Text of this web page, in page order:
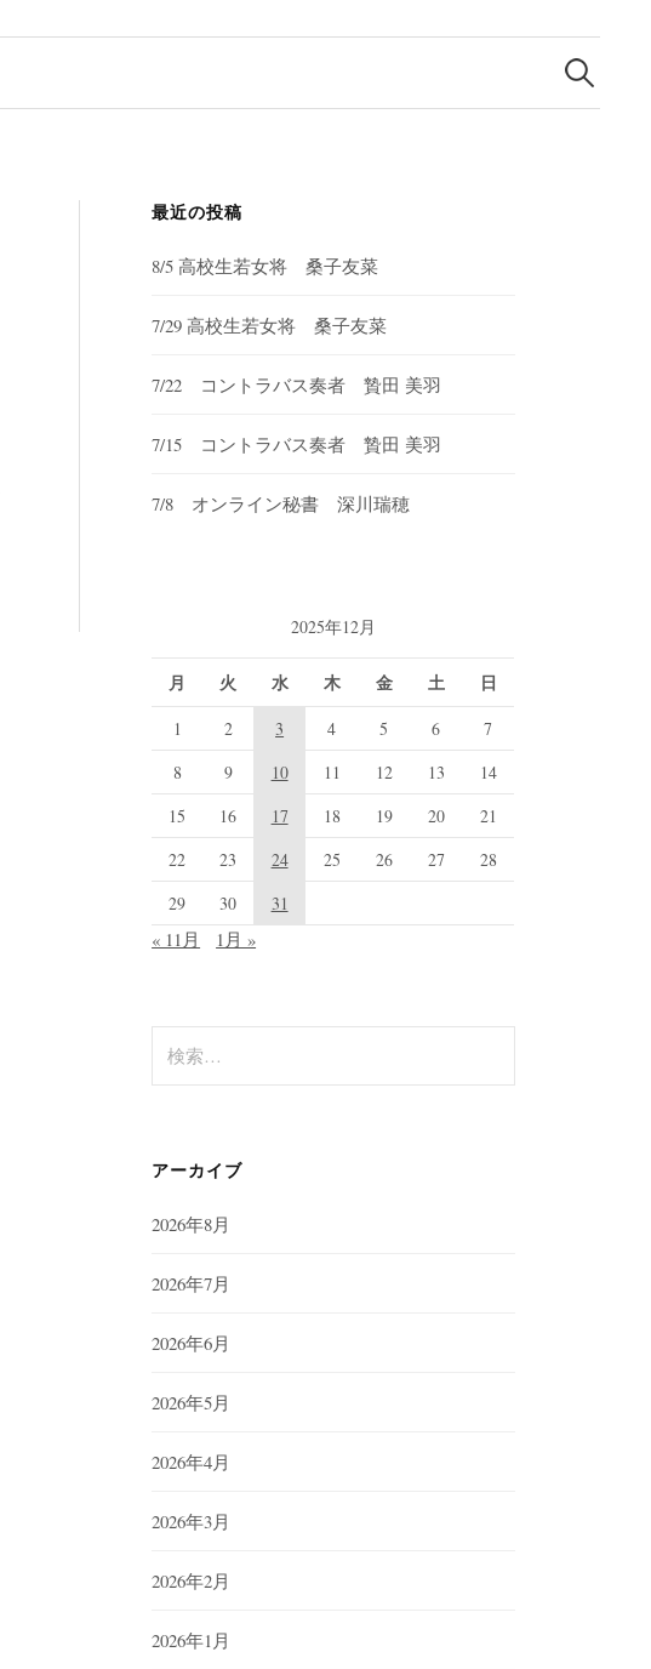
検
索:
最近の投稿
8/5 高校生若女将 桑子友菜
7/29 高校生若女将 桑子友菜
7/22 コントラバス奏者 贄田 美羽
7/15 コントラバス奏者 贄田 美羽
7/8 オンライン秘書 深川瑞穂
2025年12月
月 火 水 木 金 土 日
1 2 3 4 5 6
7
8
9 10 11 12 13
14
15
16 17 18 19 20
21
22
23 24 25 26 27
28
29
30 31
« 11月 1月 »
索:
アーカイブ
2026年8月
2026年7月
2026年6月
2026年5月
2026年4月
2026年3月
2026年2月
2026年1月